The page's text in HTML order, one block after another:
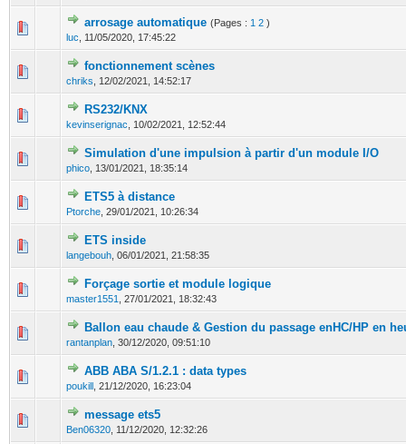
arrosage automatique (Pages : 1 2 )
luc
11/05/2020, 17:45:22
0 Votes - 0 sur 5 en moyenne
12345
fonctionnement scènes
chriks 12/02/2021, 14:52:17
0 Votes - 0 sur 5 en moyenne
12345
RS232/KNX
kevinserignac 10/02/2021, 12:52:44
0 Votes - 0 sur 5 en moyenne
Simulation d'une impulsion à partir d'un module I/O
phico 13/01/2021, 18:35:14
0 Votes - 0 sur 5 en moyenne
1 2345
ETS5 à distance
Ptorche 29/01/2021, 10:26:34
0 Votes - 0 sur 5 en moyenne
ETS inside
langebouh 06/01/2021, 21:58:35
0 Votes - 0 sur 5 en moyenne
Forçage sortie et module logique
master1551 27/01/2021, 18:32:43
0 Votes - 0 sur 5 en moyenne
1 2345
Ballon eau chaude & Gestion du passage enHC/HP en
rantanplan 30/12/2020, 09:51:10
0 Votes - 0 sur 5 en moyenne
12 34 5
ABB ABA S/1.2.1 : data types
poukill 21/12/2020, 16:23:04
0 Votes - 0 sur 5 en moyenne
1 2 345
message ets5
Ben06320 11/12/2020, 12:32:26
0 Votes - 0 sur 5 en moyenne